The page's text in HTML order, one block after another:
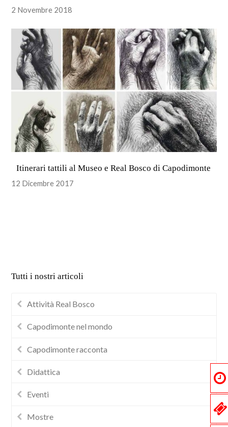
2 Novembre 2018
Itinerari tattili al Museo e Real Bosco di Capodimonte
12 Dicembre 2017
Tutti i nostri articoli
Attività Real Bosco
Capodimonte nel mondo
Capodimonte racconta
Didattica
Eventi
Mostre